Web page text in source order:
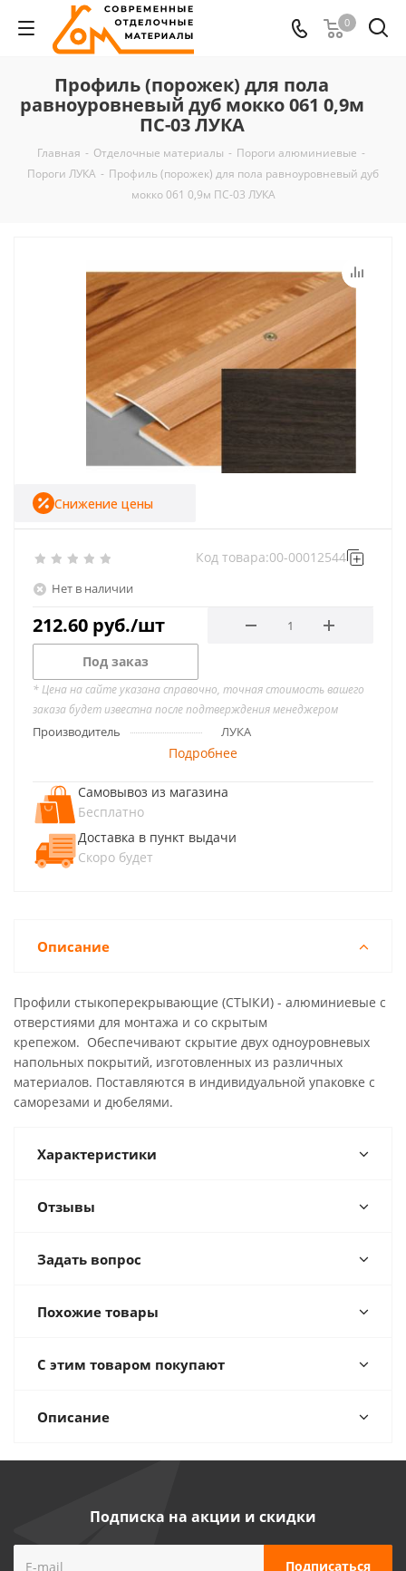
0
Профиль (порожек) для пола
равноуровневый дуб мокко 061 0,9м
ПС-03 ЛУКА
Главная - Отделочные материалы - Пороги алюминиевые -
Пороги ЛУКА - Профиль (порожек) для пола равноуровневый дуб
мокко 061 0,9м ПС-03 ЛУКА
Нет в наличии
Код товара:00-00012544
212.60 руб./шт
Снижение цены
Под заказ
* Цена на сайте указана справочно, точная стоимость вашего
заказа будет известна после подтверждения менеджером
Производитель ЛУКА
Подробнее
Самовывоз из магазина
Бесплатно
Доставка в пункт выдачи
Скоро будет
Описание
Профили стыкоперекрывающие (СТЫКИ) - алюминиевые с
отверстиями для монтажа и со скрытым
крепежом. Обеспечивают скрытие двух одноуровневых
напольных покрытий, изготовленных из различных
материалов. Поставляются в индивидуальной упаковке с
саморезами и дюбелями.
Характеристики
Отзывы
Задать вопрос
Похожие товары
С этим товаром покупают
Описание
Подписка на акции и скидки